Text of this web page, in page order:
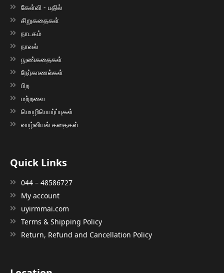
கேள்வி - பதில்
சிறுகதைகள்
நாடகம்
நாவல்
நுண்கதைகள்
நேர்காணல்கள்
பிற
மற்றவை
மொழிபெயர்ப்புகள்
வாழ்வியல் கதைகள்
Quick Links
044 – 48586727
My account
uyirmmai.com
Terms & Shipping Policy
Return, Refund and Cancellation Policy